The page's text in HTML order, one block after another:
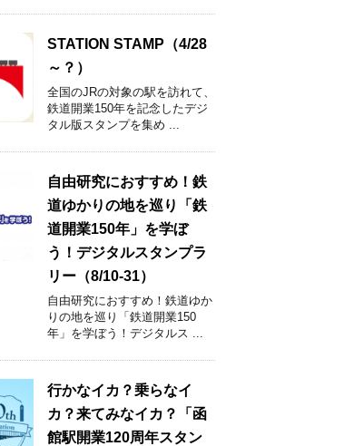
STATION STAMP（4/28
～？）
全国のJRの対象の駅を訪れて、
鉄道開業150年を記念したデジ
タル版スタンプを集め ...
自由研究におすすめ！鉄
道ゆかりの地を巡り「鉄
道開業150年」を学ぼ
う！デジタルスタンプラ
リー（8/10-31）
自由研究におすすめ！鉄道ゆか
りの地を巡り「鉄道開業150
年」を学ぼう！デジタルス ...
行かなイカ？乗らなイ
カ？来てみなイカ？「函
館駅開業120周年スタン